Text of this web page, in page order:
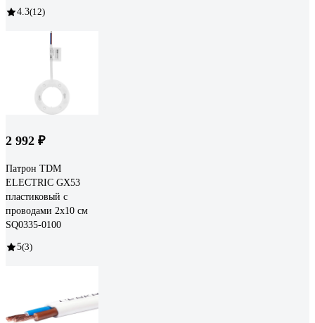
4.3(12)
2 992 ₽
Патрон TDM
ELECTRIC GX53
пластиковый с
проводами 2х10 см
SQ0335-0100
5(3)